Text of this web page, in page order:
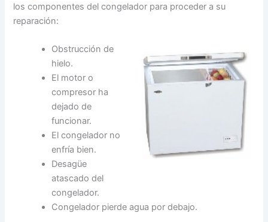
los componentes del congelador para proceder a su
reparación:
Obstrucción de
hielo.
El motor o
compresor ha
dejado de
funcionar.
El congelador no
enfría bien.
Desagüe
atascado del
congelador.
Congelador pierde agua por debajo.